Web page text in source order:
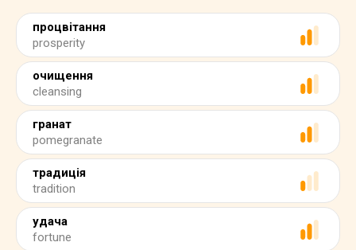
процвітання
prosperity
очищення
cleansing
гранат
pomegranate
традиція
tradition
удача
fortune